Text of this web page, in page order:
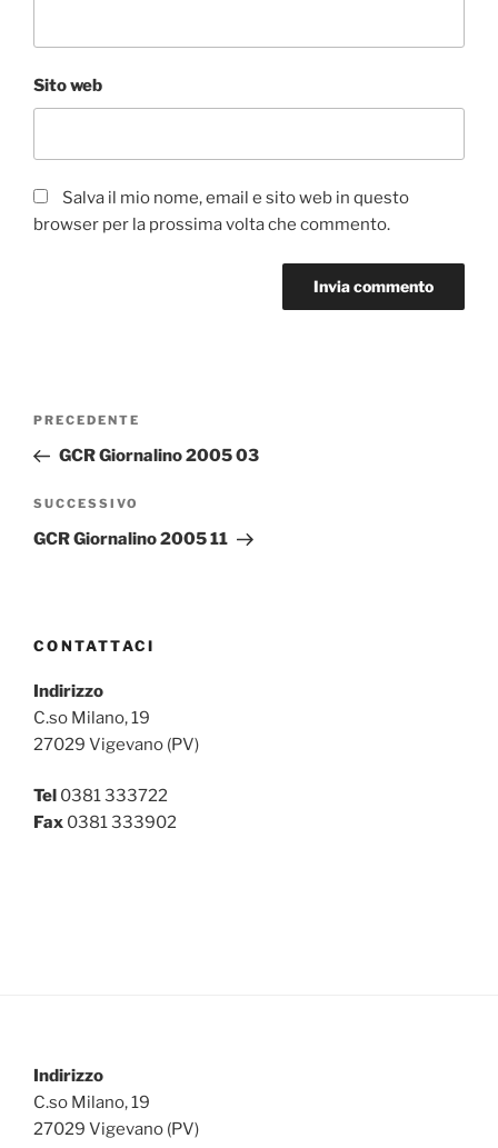
Sito web
Salva il mio nome, email e sito web in questo
browser per la prossima volta che commento.
Navigazione
Articolo
precedente:
PRECEDENTE
GCR Giornalino 2005 03
Articolo
successivo
SUCCESSIVO
GCR Giornalino 2005 11
CONTATTACI
Indirizzo
C.so Milano, 19
27029 Vigevano (PV)
Tel 0381 333722
Fax 0381 333902
Indirizzo
C.so Milano, 19
27029 Vigevano (PV)